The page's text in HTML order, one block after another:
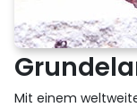
Mit einem